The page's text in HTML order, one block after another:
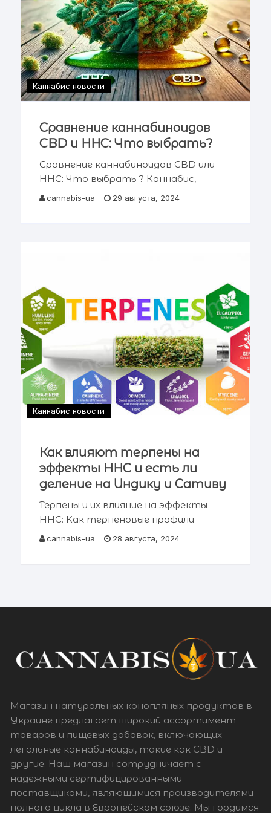
Каннабис новости
Сравнение каннабиноидов
CBD и HHC: Что выбрать?
Сравнение каннабиноидов CBD или
HHC: Что выбрать ? Каннабис,
также известный как марихуана —
cannabis-ua 29 августа, 2024
Каннабис новости
Как влияют терпены на
эффекты HHC и есть ли
деление на Индику и Сативу
Терпены и их влияние на эффекты
HHC: Как терпеновые профили
изменяют восприятие
его химической структуры, но и
cannabis-ua 28 августа, 2024
Магазин натуральных конопляных продуктов в
Украине предлагает широкий ассортимент
товаров и пищевых добавок, включающих
легальные каннабиноиды, такие как CBD и
другие. Наш магазин сотрудничает с
надежными сертифицированными
поставщиками, являющимися производителями
полного цикла в Европейском союзе. Мы гордимся